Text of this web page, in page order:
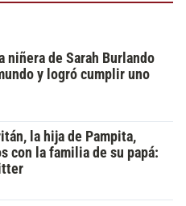
niñera de Sarah Burlando
y logró cumplir uno
la hija de Pampita,
con la familia de su papá: